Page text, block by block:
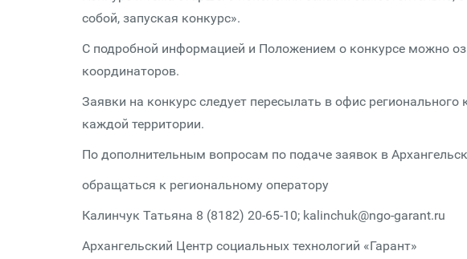
собой, запуская конкурс».
С подробной информацией и Положением о конкурсе можно
координаторов.
Заявки на конкурс следует пересылать в офис
каждой территории.
По дополнительным вопросам по подаче заявок в
обращаться к региональному оператору
Калинчук Татьяна 8 (8182) 20-65-10; kalinchuk@ngo-garant.ru
Архангельский Центр социальных технологий «Гарант»